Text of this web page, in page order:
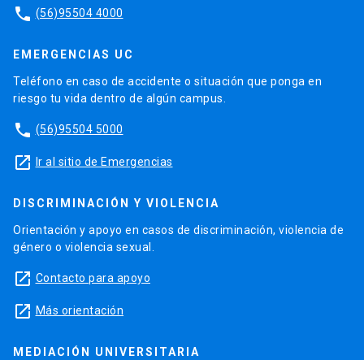
phone (56)95504 4000
EMERGENCIAS UC
Teléfono en caso de accidente o situación que ponga en
riesgo tu vida dentro de algún campus.
phone (56)95504 5000
launch Ir al sitio de Emergencias
DISCRIMINACIÓN Y VIOLENCIA
Orientación y apoyo en casos de discriminación, violencia de
género o violencia sexual.
launch Contacto para apoyo
launch Más orientación
MEDIACIÓN UNIVERSITARIA